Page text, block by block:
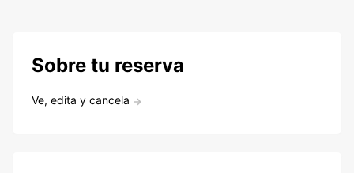
Sobre tu reserva
Ve, edita y cancela